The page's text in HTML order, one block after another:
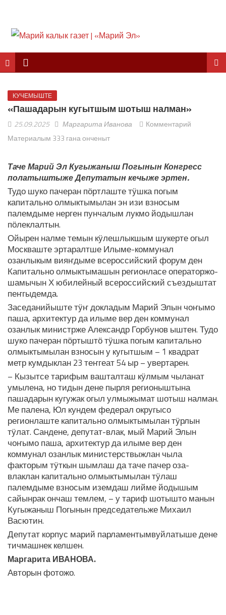
КУЧЕМЫШТЕ
«Пашадарын кугытшым шотыш налман»
25.09.2025 Маргарита Иванова
Комментарий
Материалым 333 гана онченыт
Таче Марий Эл Кугыжаныш Погынын Конгресс
полатыштыже Депутатын кечыже эртен.
Тудо шуко пачеран пӧртлаште тӱшка погым
капитально олмыктымылан эн изи взносым
палемдыме нерген пунчалым лукмо йодышлан
пӧлеклалтын.
Ойырен налме темын кӱлешлыкшым шукерте огыл
Москваште эртаралтше Илыме-коммунал
озанлыкым вияҥдыме всероссийский форум ден
Капитально олмыктымашын регионласе операторжо-
шамычын Х юбилейный всероссийский съездыштат
пеҥгыдемда.
Заседанийыште тӱҥ докладым Марий Элын чоҥымо
паша, архитектур да илыме вер ден коммунал
озанлык министрже Александр Горбунов ыштен. Тудо
шуко пачеран пӧртыштӧ тӱшка погым капитально
олмыктымылан взносын у кугытшым – 1 квадрат
метр кумдыклан 23 теҥгеат 54 ыр – увертарен.
– Кызытсе тарифым вашталташ кӱлмым чыланат
умылена, но тидын дене пырля регионыштына
пашадарын кугужак огыл улмыжымат шотыш налман.
Ме палена, Юл кундем федерал округысо
регионлаште капитально олмыктымылан тӱрлын
тӱлат. Сандене, депутат-влак, мый Марий Элын
чоҥымо паша, архитектур да илыме вер ден
коммунал озанлык министерствыжлан чыла
факторым тӱткын шымлаш да таче пачер оза-
влаклан капитально олмыктымылан тӱлаш
палемдыме взносым иземдаш лийме йодышым
сайынрак ончаш темлем, – у тариф шотышто манын
Кугыжаныш Погынын председательже Михаил
Васютин.
Депутат корпус марий парламентымвуйлатыше дене
тичмашнек келшен.
Маргарита ИВАНОВА.
Авторын фотожо.